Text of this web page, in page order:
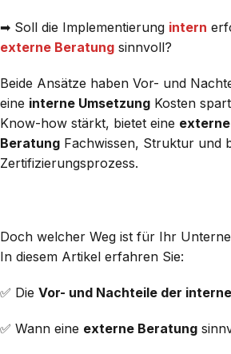
➡ Soll die Implementierung intern
externe Beratung sinnvoll?
Beide Ansätze haben Vor- und
eine interne Umsetzung Kosten
Know-how stärkt, bietet eine externe
Beratung Fachwissen, Struktur und
Zertifizierungsprozess.
Doch welcher Weg ist für Ihr
In diesem Artikel erfahren Sie:
✅ Die Vor- und Nachteile der
✅ Wann eine externe Beratung